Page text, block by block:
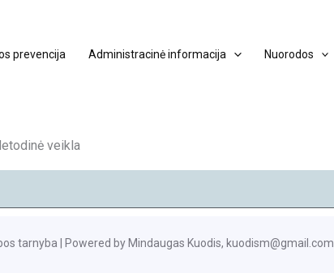
prevencija Administracinė informacija Nuorodos
veikla
tarnyba | Powered by Mindaugas Kuodis, kuodism@gmail.com